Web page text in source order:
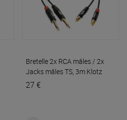
Bretelle 2x RCA mâles / 2x
Jacks mâles TS, 3m Klotz
27 €